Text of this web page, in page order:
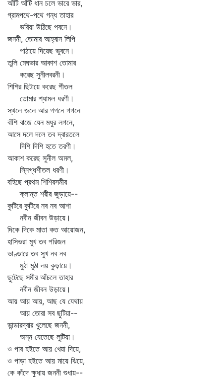
আঁটি আঁটি ধান চলে ভারে ভার,
গ্রামপথে-পথে গন্ধ তাহার
ভরিয়া উঠিছে পবনে।
জননী, তোমার আহ্বান লিপি
পাঠায়ে দিয়েছ ভুবনে।
তুলি মেঘভার আকাশ তোমার
করেছ সুনীলবরনী।
শিশির ছিটায়ে করেছ শীতল
তোমার শ্যামল ধরণী।
স্থলে জলে আর গগনে গগনে
বাঁশি বাজে যেন মধুর লগনে,
আসে দলে দলে তব দ্বারতলে
দিশি দিশি হতে তরণী।
আকাশ করেছ সুনীল অমল,
স্নিগ্ধশীতল ধরণী।
বহিছে প্রথম শিশিরসমীর
ক্লান্ত শরীর জুড়ায়ে--
কুটিরে কুটিরে নব নব আশা
নবীন জীবন উড়ায়ে।
দিকে দিকে মাতা কত আয়োজন,
হাসিভরা মুখ তব পরিজন
ভাণ্ডারে তব সুখ নব নব
মুঠা মুঠা লয় কুড়ায়ে।
ছুটেছে সমীর আঁচলে তাহার
নবীন জীবন উড়ায়ে।
আয় আয় আয়, আছ যে যেথায়
আয় তোরা সব ছুটিয়া--
ভান্ডারদ্বার খুলেছে জননী,
অন্ন যেতেছে লুটিয়া।
ও পার হইতে আয় খেয়া দিয়ে,
ও পাড়া হইতে আয় মায়ে ঝিয়ে,
কে কাঁদে ক্ষুধায় জননী শুধায়--